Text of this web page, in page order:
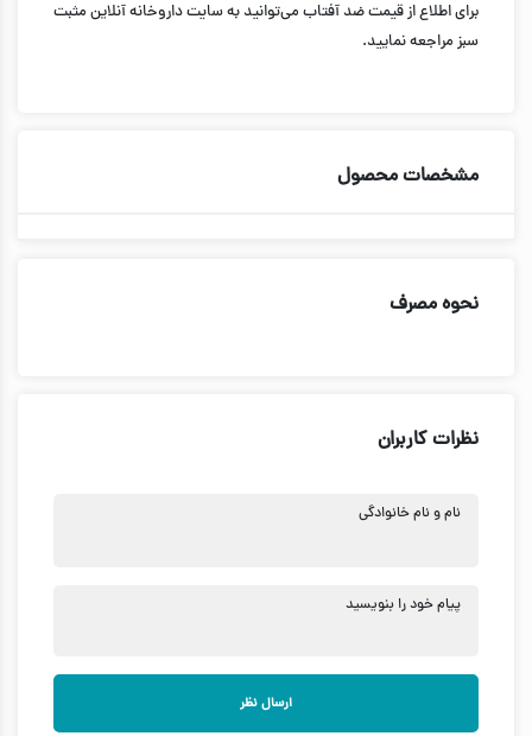
برای اطلاع از قیمت ضد آفتاب می‌توانید به سایت داروخانه آنلاین مثبت
سبز مراجعه نمایید.
مشخصات محصول
نحوه مصرف
نظرات کاربران
نام و نام خانوادگی
پیام خود را بنویسید
ارسال نظر